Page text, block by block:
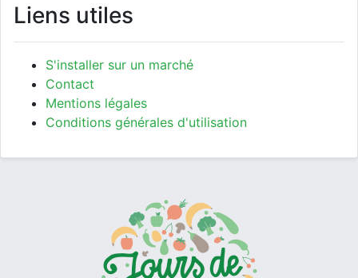
Liens utiles
S'installer sur un marché
Contact
Mentions légales
Conditions générales d'utilisation